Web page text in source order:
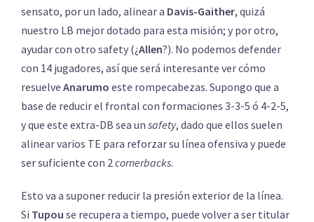
sensato, por un lado, alinear a Davis-Gaither, quizá
nuestro LB mejor dotado para esta misión; y por otro,
ayudar con otro safety (¿Allen?). No podemos defender
con 14 jugadores, así que será interesante ver cómo
resuelve Anarumo este rompecabezas. Supongo que a
base de reducir el frontal con formaciones 3-3-5 ó 4-2-5,
y que este extra-DB sea un safety, dado que ellos suelen
alinear varios TE para reforzar su línea ofensiva y puede
ser suficiente con 2 cornerbacks.
Esto va a suponer reducir la presión exterior de la línea.
Si Tupou se recupera a tiempo, puede volver a ser titular